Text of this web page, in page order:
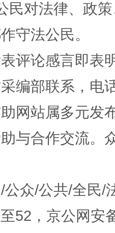
谢
民对法律、政
守法公民。
评论感言即表
编部联系，电
网站属多元发
与合作交流。
公众/公共/全民/
52，京公网安